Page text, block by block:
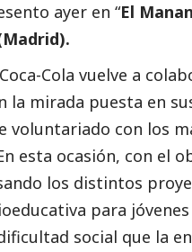
ayer en “El
Cola vuelve a
la mirada puesta en
voluntariado con los
esta ocasión, con el
los distintos
para jóvenes
social que la